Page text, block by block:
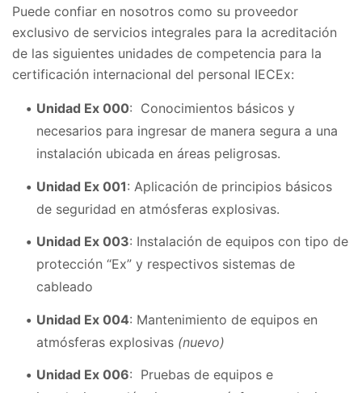
Puede confiar en nosotros como su proveedor
exclusivo de servicios integrales para la acreditación
de las siguientes unidades de competencia para la
certificación internacional del personal IECEx:
Unidad Ex 000: Conocimientos básicos y
necesarios para ingresar de manera segura a una
instalación ubicada en áreas peligrosas.
Unidad Ex 001: Aplicación de principios básicos
de seguridad en atmósferas explosivas.
Unidad Ex 003: Instalación de equipos con tipo de
protección “Ex” y respectivos sistemas de
cableado
Unidad Ex 004: Mantenimiento de equipos en
atmósferas explosivas (nuevo)
Unidad Ex 006: Pruebas de equipos e